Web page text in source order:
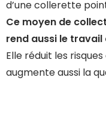
d’une collerette
Ce moyen de
rend aussi le
Elle réduit les
augmente aussi la